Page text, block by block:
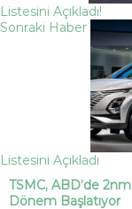
Listesini Açıkladı!
Sonraki Haber
Listesini Açıkladı
TSMC, ABD’de
Dönem Başlatıyor